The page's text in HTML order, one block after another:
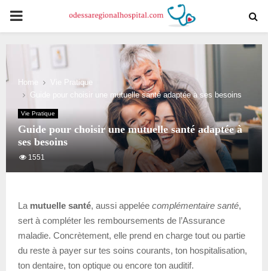
PRIMARY
MENU
Home
Vie Pratique
Guide pour choisir une mutuelle santé adaptée à ses besoins
Vie Pratique
Guide pour choisir une mutuelle santé adaptée à
ses besoins
1551
La mutuelle santé, aussi appelée complémentaire santé,
sert à compléter les remboursements de l’Assurance
maladie. Concrètement, elle prend en charge tout ou partie
du reste à payer sur tes soins courants, ton hospitalisation,
ton dentaire, ton optique ou encore ton auditif.